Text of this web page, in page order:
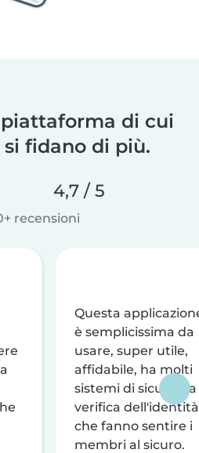
di cui
fidano di più.
4,7 / 5
recensioni
Questa
è semplicissima da
usare, super utile,
affidabile, ha molti
sistemi di sicurezza
verifica dell'identità
che fanno sentire i
membri al sicuro.